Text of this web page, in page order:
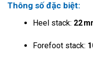
Thông số đặc biệt:
Heel stack: 22
Forefoot stack: